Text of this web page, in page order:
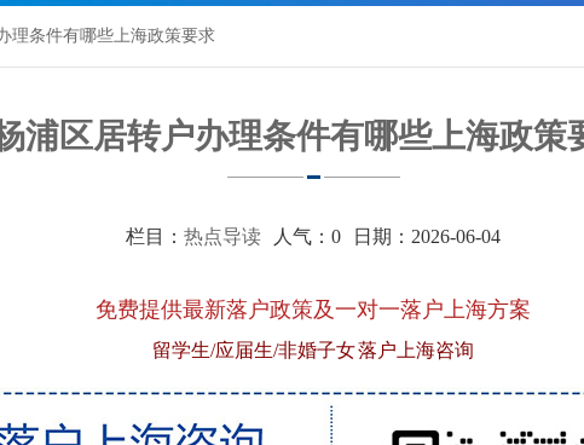
理条件有哪些上海政策要求
浦区居转户办理条件有哪些上海政策
栏目： 热点导读 人气： 0 日期：2026-06-04
免费提供最新落户政策及一对一落户上海方案
留学生/应届生/非婚子女 落户上海咨询